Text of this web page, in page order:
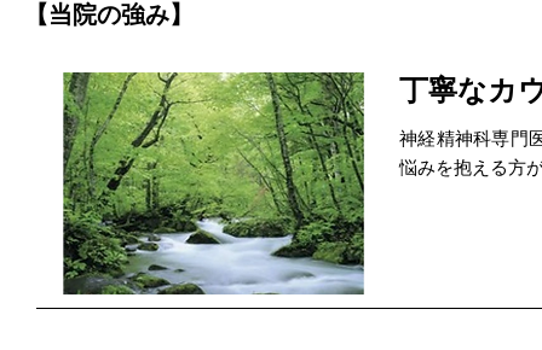
【当院の強み】
丁寧なカ
神経精神科専門
悩みを抱える方